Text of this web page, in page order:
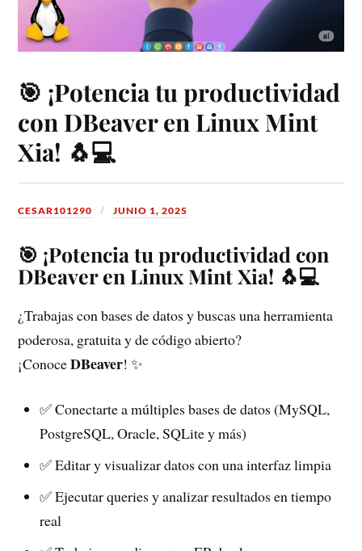
🎯 ¡Potencia tu productividad
con DBeaver en Linux Mint
Xia! 🐧💻
CESAR101290 JUNIO 1, 2025
🎯 ¡Potencia tu productividad con
DBeaver en Linux Mint Xia! 🐧💻
¿Trabajas con bases de datos y buscas una herramienta
poderosa, gratuita y de código abierto?
¡ConoceDBeaver! ✨
✅ Conectarte a múltiples bases de datos (MySQL,
PostgreSQL, Oracle, SQLite y más)
✅ Editar y visualizar datos con una interfaz limpia
✅ Ejecutar queries y analizar resultados en tiempo
real